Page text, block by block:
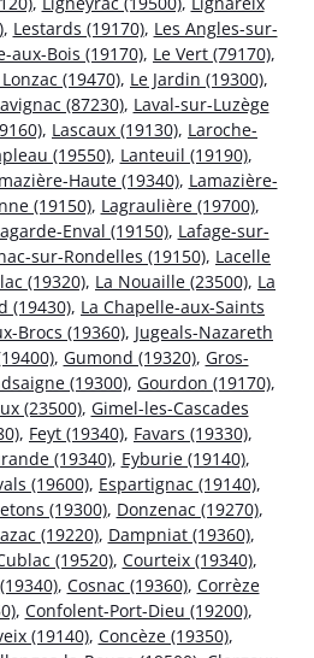
, Lestards (19170), Les Angles-sur-
aux-Bois (19170), Le Vert (79170),
Lonzac (19470), Le Jardin (19300),
(87230), Laval-sur-Luzège
, Lascaux (19130), Laroche-
(19550), Lanteuil (19190),
Haute (19340), Lamazière-
(19150), Lagraulière (19700),
Enval (19150), Lafage-sur-
sur-Rondelles (19150), Lacelle
(19320), La Nouaille (23500), La
(19430), La Chapelle-aux-Saints
Brocs (19360), Jugeals-Nazareth
, Gumond (19320), Gros-
(19300), Gourdon (19170),
(23500), Gimel-les-Cascades
, Feyt (19340), Favars (19330),
(19340), Eyburie (19140),
(19600), Espartignac (19140),
(19300), Donzenac (19270),
(19220), Dampniat (19360),
(19520), Courteix (19340),
, Cosnac (19360), Corrèze
, Confolent-Port-Dieu (19200),
(19140), Concèze (19350),